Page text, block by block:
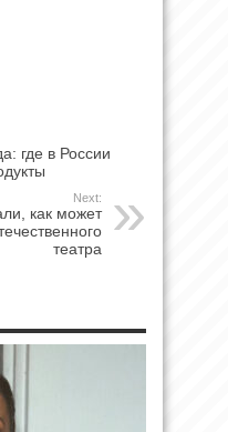
где в России
Next:
как может
театра